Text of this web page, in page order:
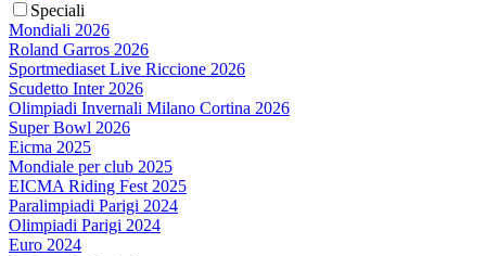
Speciali
Mondiali 2026
Roland Garros 2026
Sportmediaset Live Riccione 2026
Scudetto Inter 2026
Olimpiadi Invernali Milano Cortina 2026
Super Bowl 2026
Eicma 2025
Mondiale per club 2025
EICMA Riding Fest 2025
Paralimpiadi Parigi 2024
Olimpiadi Parigi 2024
Euro 2024